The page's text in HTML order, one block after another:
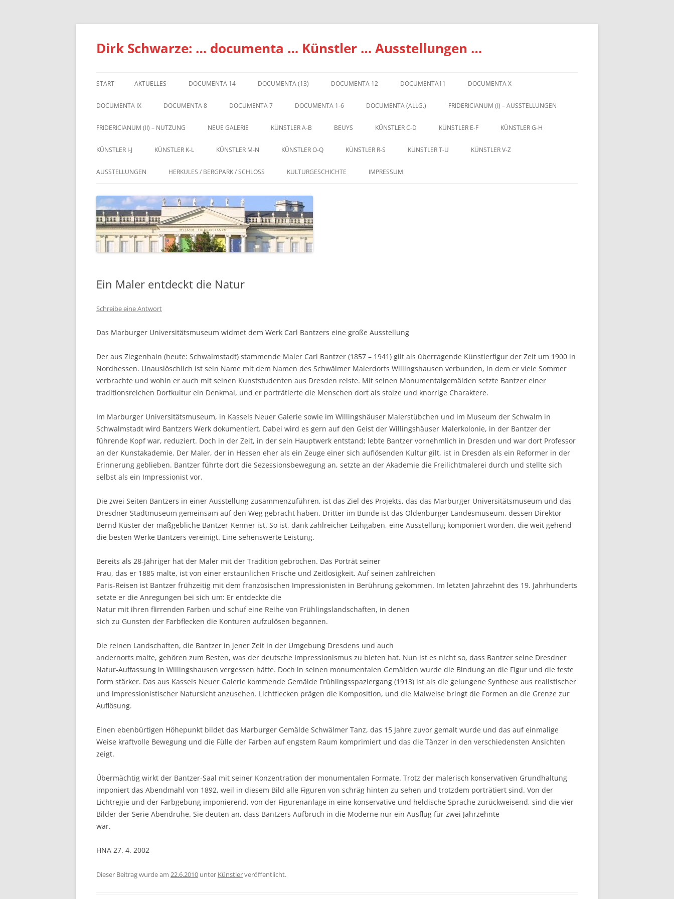
Zum
springen
Dirk Schwarze: … documenta … Künstler … Ausstellungen …
START AKTUELLES DOCUMENTA 14 DOCUMENTA (13) DOCUMENTA 12 DOCUMENTA11 DOCUMENTA X
DOCUMENTA IX DOCUMENTA 8 DOCUMENTA 7 DOCUMENTA 1-6 DOCUMENTA (ALLG.) FRIDERICIANUM (I) – AUSSTELLUNGEN
FRIDERICIANUM (II) – NUTZUNG NEUE GALERIE KÜNSTLER A-B BEUYS KÜNSTLER C-D KÜNSTLER E-F KÜNSTLER G-H
KÜNSTLER I-J KÜNSTLER K-L KÜNSTLER M-N KÜNSTLER O-Q KÜNSTLER R-S KÜNSTLER T-U KÜNSTLER V-Z
AUSSTELLUNGEN HERKULES / BERGPARK / SCHLOSS KULTURGESCHICHTE IMPRESSUM
Ein Maler entdeckt die Natur
Schreibe eine Antwort
Das Marburger Universitätsmuseum widmet dem Werk Carl Bantzers eine große Ausstellung
Der aus Ziegenhain (heute: Schwalmstadt) stammende Maler Carl Bantzer (1857 – 1941) gilt als überragende Künstlerfigur der Zeit um 1900 in
Nordhessen. Unauslöschlich ist sein Name mit dem Namen des Schwälmer Malerdorfs Willingshausen verbunden, in dem er viele Sommer
verbrachte und wohin er auch mit seinen Kunststudenten aus Dresden reiste. Mit seinen Monumentalgemälden setzte Bantzer einer
traditionsreichen Dorfkultur ein Denkmal, und er porträtierte die Menschen dort als stolze und knorrige Charaktere.
Im Marburger Universitätsmuseum, in Kassels Neuer Galerie sowie im Willingshäuser Malerstübchen und im Museum der Schwalm in
Schwalmstadt wird Bantzers Werk dokumentiert. Dabei wird es gern auf den Geist der Willingshäuser Malerkolonie, in der Bantzer der
führende Kopf war, reduziert. Doch in der Zeit, in der sein Hauptwerk entstand; lebte Bantzer vornehmlich in Dresden und war dort Professor
an der Kunstakademie. Der Maler, der in Hessen eher als ein Zeuge einer sich auflösenden Kultur gilt, ist in Dresden als ein Reformer in der
Erinnerung geblieben. Bantzer führte dort die Sezessionsbewegung an, setzte an der Akademie die Freilichtmalerei durch und stellte sich
selbst als ein Impressionist vor.
Die zwei Seiten Bantzers in einer Ausstellung zusammenzuführen, ist das Ziel des Projekts, das das Marburger Universitätsmuseum und das
Dresdner Stadtmuseum gemeinsam auf den Weg gebracht haben. Dritter im Bunde ist das Oldenburger Landesmuseum, dessen Direktor
Bernd Küster der maßgebliche Bantzer-Kenner ist. So ist, dank zahlreicher Leihgaben, eine Ausstellung komponiert worden, die weit gehend
die besten Werke Bantzers vereinigt. Eine sehenswerte Leistung.
Bereits als 28-Jähriger hat der Maler mit der Tradition gebrochen. Das Porträt seiner
Frau, das er 1885 malte, ist von einer erstaunlichen Frische und Zeitlosigkeit. Auf seinen zahlreichen
Paris-Reisen ist Bantzer frühzeitig mit dem französischen Impressionisten in Berührung gekommen. Im letzten Jahrzehnt des 19. Jahrhunderts
setzte er die Anregungen bei sich um: Er entdeckte die
Natur mit ihren flirrenden Farben und schuf eine Reihe von Frühlingslandschaften, in denen
sich zu Gunsten der Farbflecken die Konturen aufzulösen begannen.
Die reinen Landschaften, die Bantzer in jener Zeit in der Umgebung Dresdens und auch
andernorts malte, gehören zum Besten, was der deutsche Impressionismus zu bieten hat. Nun ist es nicht so, dass Bantzer seine Dresdner
Natur-Auffassung in Willingshausen vergessen hätte. Doch in seinen monumentalen Gemälden wurde die Bindung an die Figur und die feste
Form stärker. Das aus Kassels Neuer Galerie kommende Gemälde Frühlingsspaziergang (1913) ist als die gelungene Synthese aus realistischer
und impressionistischer Natursicht anzusehen. Lichtflecken prägen die Komposition, und die Malweise bringt die Formen an die Grenze zur
Auflösung.
Einen ebenbürtigen Höhepunkt bildet das Marburger Gemälde Schwälmer Tanz, das 15 Jahre zuvor gemalt wurde und das auf einmalige
Weise kraftvolle Bewegung und die Fülle der Farben auf engstem Raum komprimiert und das die Tänzer in den verschiedensten Ansichten
zeigt.
Übermächtig wirkt der Bantzer-Saal mit seiner Konzentration der monumentalen Formate. Trotz der malerisch konservativen Grundhaltung
imponiert das Abendmahl von 1892, weil in diesem Bild alle Figuren von schräg hinten zu sehen und trotzdem porträtiert sind. Von der
Lichtregie und der Farbgebung imponierend, von der Figurenanlage in eine konservative und heldische Sprache zurückweisend, sind die vier
Bilder der Serie Abendruhe. Sie deuten an, dass Bantzers Aufbruch in die Moderne nur ein Ausflug für zwei Jahrzehnte
war.
HNA 27. 4. 2002
Dieser Beitrag wurde am 22.6.2010 unter Künstlerveröffentlicht.